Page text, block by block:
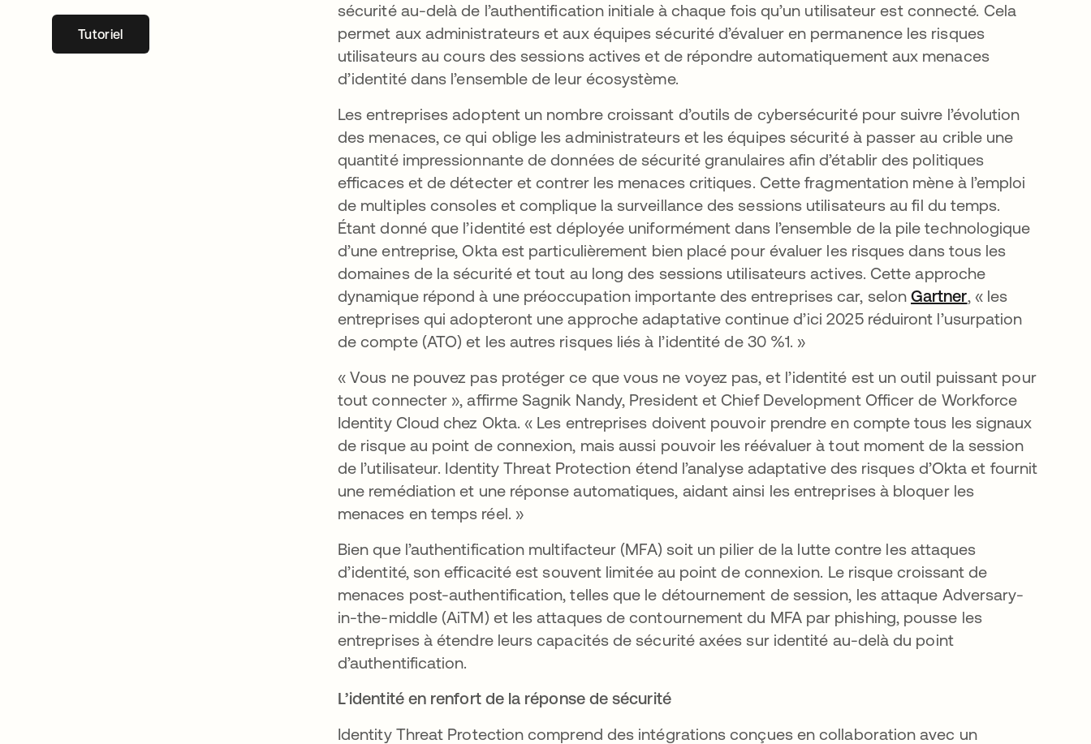
Tutoriels’ouvre dans un nouvel onglet
sécurité au-delà de l’authentification initiale à chaque fois qu’un utilisateur est connecté. Cela
permet aux administrateurs et aux équipes sécurité d’évaluer en permanence les risques
utilisateurs au cours des sessions actives et de répondre automatiquement aux menaces
d’identité dans l’ensemble de leur écosystème.
Les entreprises adoptent un nombre croissant d’outils de cybersécurité pour suivre l’évolution
des menaces, ce qui oblige les administrateurs et les équipes sécurité à passer au crible une
quantité impressionnante de données de sécurité granulaires afin d’établir des politiques
efficaces et de détecter et contrer les menaces critiques. Cette fragmentation mène à l’emploi
de multiples consoles et complique la surveillance des sessions utilisateurs au fil du temps.
Étant donné que l’identité est déployée uniformément dans l’ensemble de la pile technologique
d’une entreprise, Okta est particulièrement bien placé pour évaluer les risques dans tous les
domaines de la sécurité et tout au long des sessions utilisateurs actives. Cette approche
dynamique répond à une préoccupation importante des entreprises car, selonGartners’ouvre dans
, « les
entreprises qui adopteront une approche adaptative continue d’ici 2025 réduiront l’usurpation
de compte (ATO) et les autres risques liés à l’identité de 30 %1. »
« Vous ne pouvez pas protéger ce que vous ne voyez pas, et l’identité est un outil puissant pour
tout connecter », affirme Sagnik Nandy, President et Chief Development Officer de Workforce
Identity Cloud chez Okta. « Les entreprises doivent pouvoir prendre en compte tous les signaux
de risque au point de connexion, mais aussi pouvoir les réévaluer à tout moment de la session
de l’utilisateur. Identity Threat Protection étend l’analyse adaptative des risques d’Okta et fournit
une remédiation et une réponse automatiques, aidant ainsi les entreprises à bloquer les
menaces en temps réel. »
Bien que l’authentification multifacteur (MFA) soit un pilier de la lutte contre les attaques
d’identité, son efficacité est souvent limitée au point de connexion. Le risque croissant de
menaces post-authentification, telles que le détournement de session, les attaque Adversary-
in-the-middle (AiTM) et les attaques de contournement du MFA par phishing, pousse les
entreprises à étendre leurs capacités de sécurité axées sur identité au-delà du point
d’authentification.
L’identité en renfort de la réponse de sécurité
Identity Threat Protection comprend des intégrations conçues en collaboration avec un